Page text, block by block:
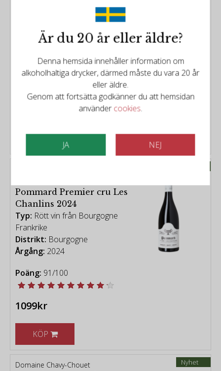
Rött vin från Central Otago
New Zealand
Distrikt:Central Otago
Årgång:
2022
Poäng:95/100
KÖP
Pommard Premier cru Les
Chanlins 2024
Typ: Rött vin från Bourgogne
Frankrike
Distrikt: Bourgogne
Årgång: 2024
Poäng: 91/100
1099kr
KÖP
Nyhet
Domaine Chavy-Chouet
Är du 20 år eller äldre?
Denna hemsida innehåller information om
alkoholhaltiga drycker, därmed måste du vara 20 år
eller äldre.
Genom att fortsätta godkänner du att hemsidan
användercookies.
JA NEJ